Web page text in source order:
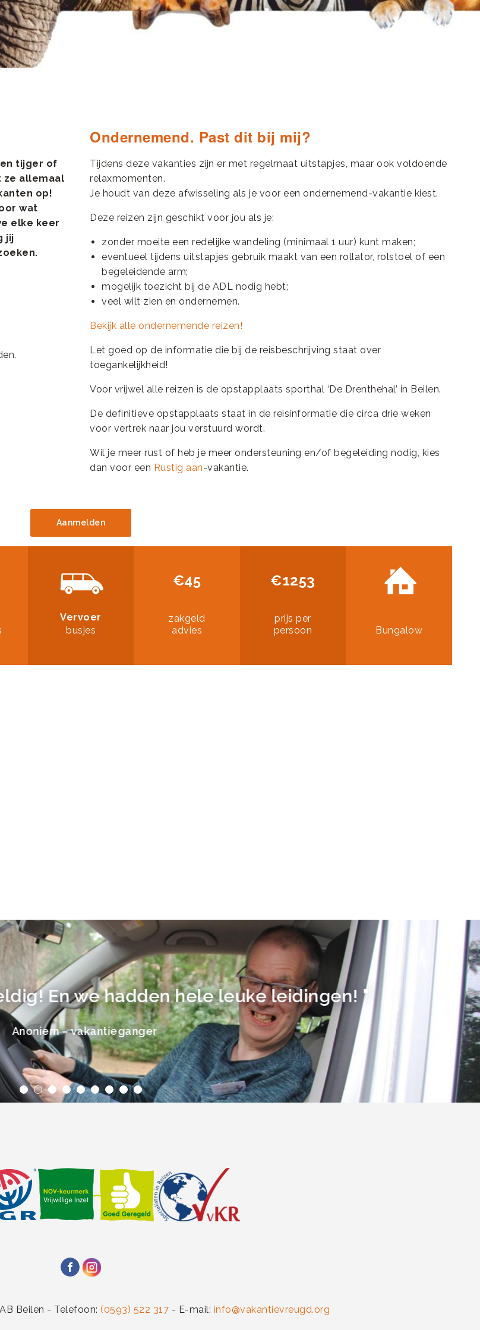
tijger of
ze allemaal
op!
wat
elke keer
jij
Ondernemend. Past dit bij mij?
Tijdens deze vakanties zijn er met regelmaat uitstapjes, maar ook voldoende
relaxmomenten.
Je houdt van deze afwisseling als je voor een ondernemend-vakantie kiest.
Deze reizen zijn geschikt voor jou als je:
zonder moeite een redelijke wandeling (minimaal 1 uur) kunt maken;
eventueel tijdens uitstapjes gebruik maakt van een rollator, rolstoel of een
begeleidende arm;
mogelijk toezicht bij de ADL nodig hebt;
veel wilt zien en ondernemen.
Bekijk alle ondernemende reizen!
Let goed op de informatie die bij de reisbeschrijving staat over
toegankelijkheid!
Voor vrijwel alle reizen is de opstapplaats sporthal ‘De Drenthehal’ in Beilen.
De definitieve opstapplaats staat in de reisinformatie die circa drie weken
voor vertrek naar jou verstuurd wordt.
Wil je meer rust of heb je meer ondersteuning en/of begeleiding nodig, kies
dan voor een Rustig aan-vakantie.
Aanmelden
Vervoer
busjes
€45
zakgeld
advies
€1253
prijs per
persoon
Bungalow
En we hadden hele leuke leidingen! "
Anoniem – vakantieganger
Beilen - Telefoon: (0593) 522 317 - E-mail: info@vakantievreugd.org